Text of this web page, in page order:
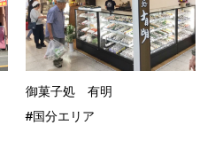
御菓子処 有明
#国分エリア